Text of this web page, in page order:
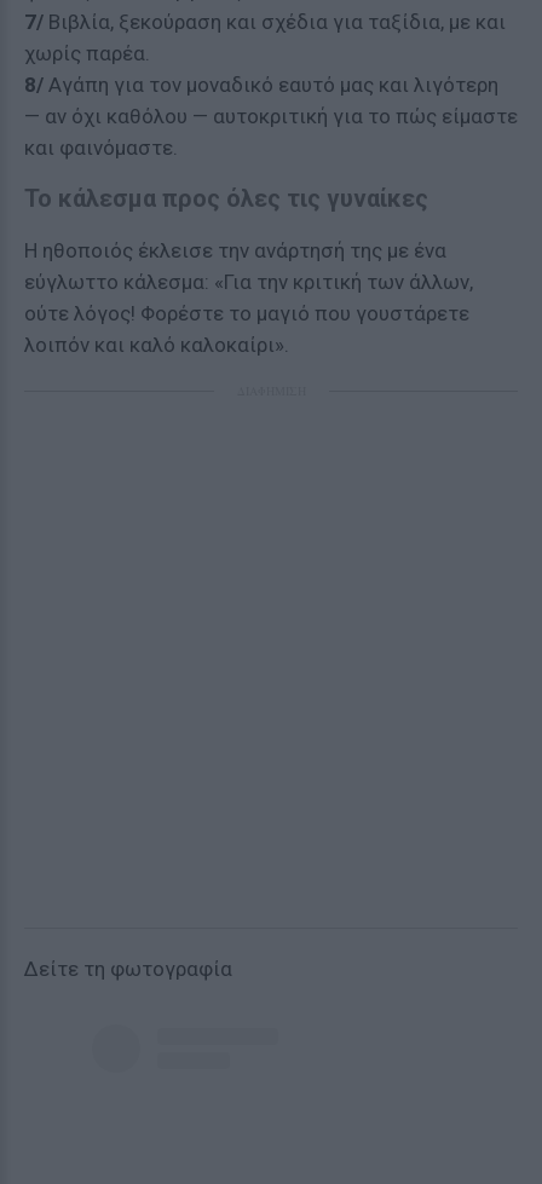
7/ Βιβλία, ξεκούραση και σχέδια για ταξίδια, με και
χωρίς παρέα.
8/ Αγάπη για τον μοναδικό εαυτό μας και λιγότερη
— αν όχι καθόλου — αυτοκριτική για το πώς είμαστε
και φαινόμαστε.
Το κάλεσμα προς όλες τις γυναίκες
Η ηθοποιός έκλεισε την ανάρτησή της με ένα
εύγλωττο κάλεσμα: «Για την κριτική των άλλων,
ούτε λόγος! Φορέστε το μαγιό που γουστάρετε
λοιπόν και καλό καλοκαίρι».
Δείτε τη φωτογραφία